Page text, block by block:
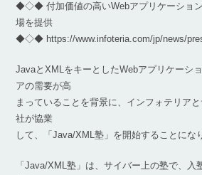
◆◇◆ 付加価値の高いWebアプリケーショ
場を提供
◆◇◆ https://www.infoteria.com/jp/news/
JavaとXMLをキーとしたWebアプリケーシ
アの需要が高
まっていることを背景に、インフォテリア
社が協業
して、「Java/XML塾」を開始することにな
「Java/XML塾」は、サイバー上の塾で、入